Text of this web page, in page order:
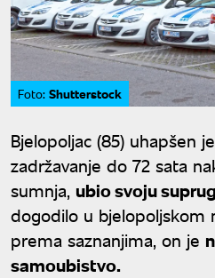
Foto: Shutterstock
Bjelopoljac (85) uhapšen
zadržavanje do 72 sata
sumnja, ubio svoju
dogodilo u bjelopoljskom
prema saznanjima, on je
samoubistvo.